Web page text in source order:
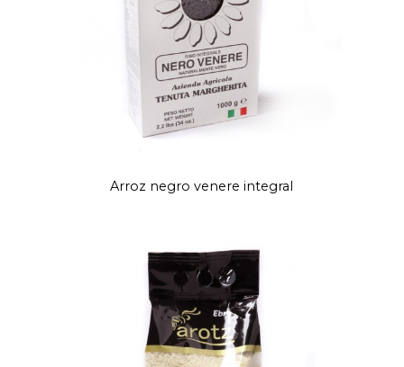
Arroz negro venere integral